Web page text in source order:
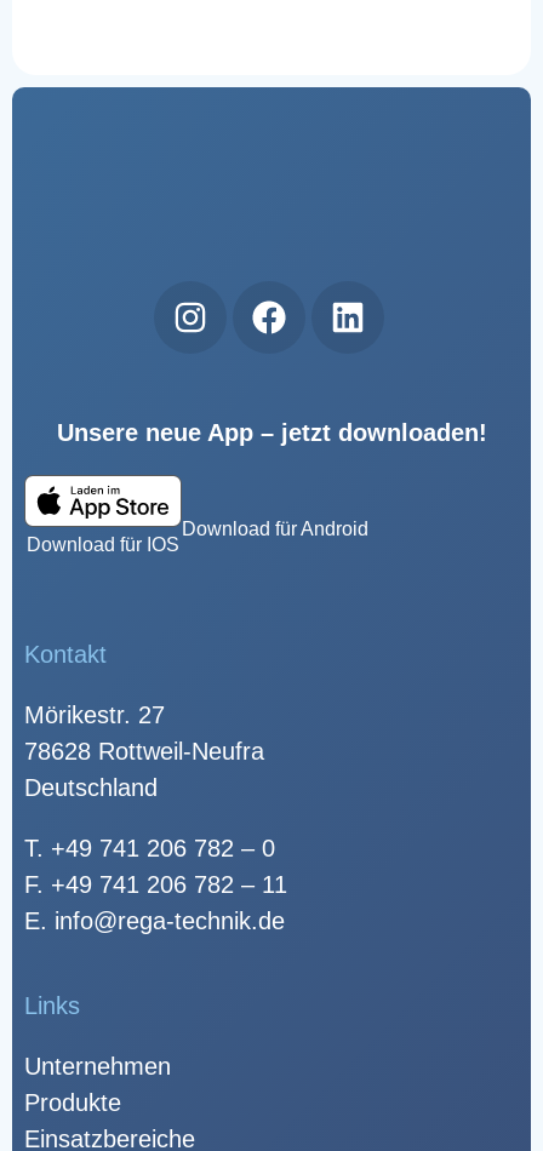
Unsere neue App – jetzt downloaden!
Download für IOS
Download für Android
Kontakt
Mörikestr. 27
78628 Rottweil-Neufra
Deutschland
T. +49 741 206 782 – 0
F. +49 741 206 782 – 11
E. info@rega-technik.de
Links
Unternehmen
Produkte
Einsatzbereiche